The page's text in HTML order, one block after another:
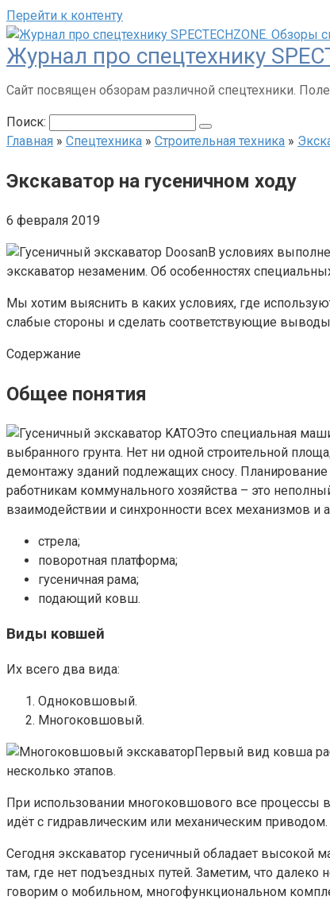
Перейти к контенту
Журнал про спецтехнику
Сайт посвящен обзорам различной спецтехники.
Поиск:
Главная » Спецтехника » Строительная техника »
Экскаватор на гусеничном ходу
6 февраля 2019
В условиях
экскаватор незаменим. Об особенностях
Мы хотим выяснить в каких условиях, где
слабые стороны и сделать соответствующие
Содержание
Общее понятия
Это специальная
выбранного грунта. Нет ни одной строительной
демонтажу зданий подлежащих сносу.
работникам коммунального хозяйства – это
взаимодействии и синхронности всех механизмов и
стрела;
поворотная платформа;
гусеничная рама;
подающий ковш.
Виды ковшей
Их всего два вида:
Одноковшовый.
Многоковшовый.
Первый вид ковша
несколько этапов.
При использовании многоковшового все процессы
идёт с гидравлическим или механическим
Сегодня экскаватор гусеничный обладает высокой
там, где нет подъездных путей. Заметим, что
говорим о мобильном, многофункциональном